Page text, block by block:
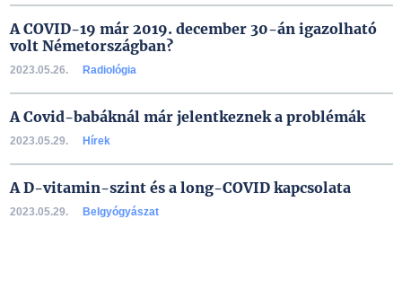
A COVID-19 már 2019. december 30-án igazolható
volt Németországban?
2023.05.26. Radiológia
A Covid-babáknál már jelentkeznek a problémák
2023.05.29. Hírek
A D-vitamin-szint és a long-COVID kapcsolata
2023.05.29. Belgyógyászat